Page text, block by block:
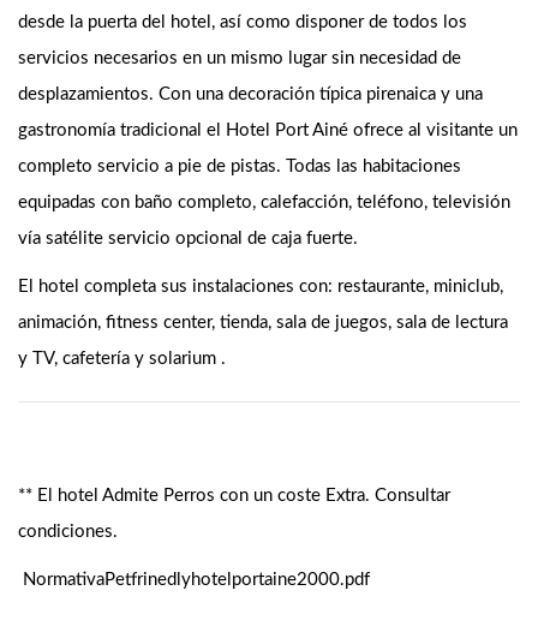
desde la puerta del hotel, así como disponer de todos los
servicios necesarios en un mismo lugar sin necesidad de
desplazamientos. Con una decoración típica pirenaica y una
gastronomía tradicional el Hotel Port Ainé ofrece al visitante un
completo servicio a pie de pistas. Todas las habitaciones
equipadas con baño completo, calefacción, teléfono, televisión
vía satélite servicio opcional de caja fuerte.
El hotel completa sus instalaciones con: restaurante, miniclub,
animación, fitness center, tienda, sala de juegos, sala de lectura
y TV, cafetería y solarium .
** El hotel Admite Perros con un coste Extra. Consultar
condiciones.
NormativaPetfrinedlyhotelportaine2000.pdf